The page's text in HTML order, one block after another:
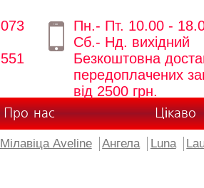
Пн.- Пт. 10.00 -
Сб.- Нд. вихідний
Безкоштовна
передоплачених
від 2500 грн.
Про нас Цікаво
Мілавіца Aveline Ангела Luna